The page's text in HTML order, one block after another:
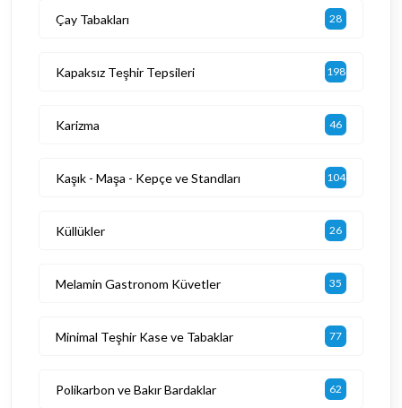
Çay Tabakları 28
Kapaksız Teşhir Tepsileri 198
Karizma 46
Kaşık - Maşa - Kepçe ve Standları 104
Küllükler 26
Melamin Gastronom Küvetler 35
Minimal Teşhir Kase ve Tabaklar 77
Polikarbon ve Bakır Bardaklar 62